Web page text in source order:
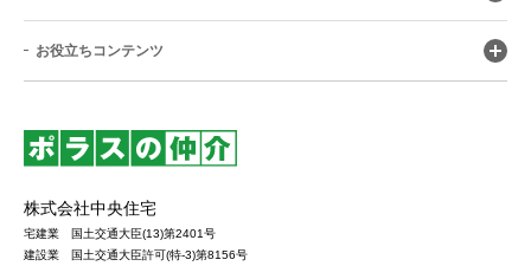
お役立ちコンテンツ
株式会社中央住宅
宅建業 国土交通大臣(13)第2401号
建設業 国土交通大臣許可(特-3)第8156号